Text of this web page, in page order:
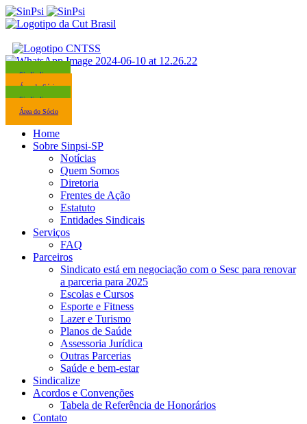
Sindicalize-se
Área do Sócio
Sindicalize-se
Área do Sócio
Home
Sobre Sinpsi-SP
Notícias
Quem Somos
Diretoria
Frentes de Ação
Estatuto
Entidades Sindicais
Serviços
FAQ
Parceiros
Sindicato está em negociação com o Sesc para renovar
a parceria para 2025
Escolas e Cursos
Esporte e Fitness
Lazer e Turismo
Planos de Saúde
Assessoria Jurídica
Outras Parcerias
Saúde e bem-estar
Sindicalize
Acordos e Convenções
Tabela de Referência de Honorários
Contato